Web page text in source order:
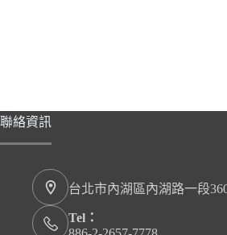
聯絡資訊
台北市內湖區內湖路一段
Tel：